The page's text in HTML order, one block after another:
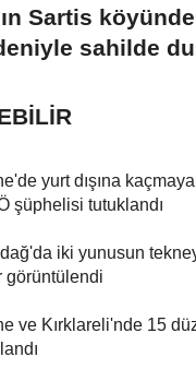
Sartis
sahilde
yurt dışına
şüphelisi tutuklandı
iki yunusun
görüntülendi
ve Kırklareli'nde 15